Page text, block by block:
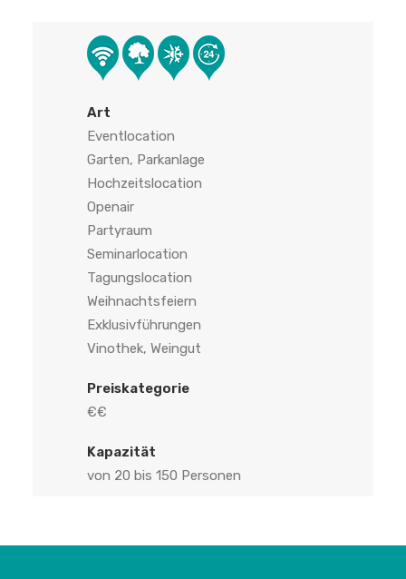
Art
Eventlocation
Garten, Parkanlage
Hochzeitslocation
Openair
Partyraum
Seminarlocation
Tagungslocation
Weihnachtsfeiern
Exklusivführungen
Vinothek, Weingut
Preiskategorie
€€
Kapazität
von 20 bis 150 Personen